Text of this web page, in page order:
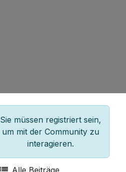
Sie müssen registriert sein,
um mit der Community zu
interagieren.
Alle Beiträge